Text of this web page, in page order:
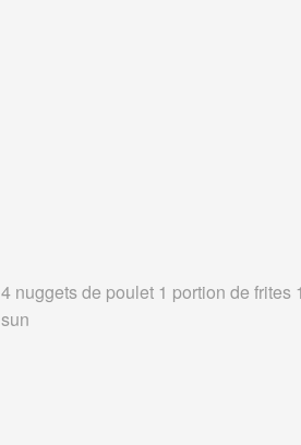
4 nuggets de poulet 1 portion de frites
sun